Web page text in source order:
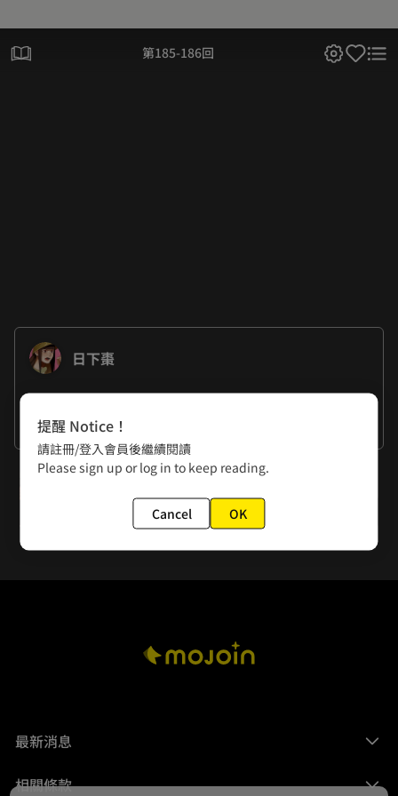
第185-186回
日下棗
好想露營，但又很怕蟲
下一話
第187-188回
最新消息
相關條款
提醒 Notice！
請註冊/登入會員後繼續閱讀
Please sign up or log in to keep reading.
Cancel OK